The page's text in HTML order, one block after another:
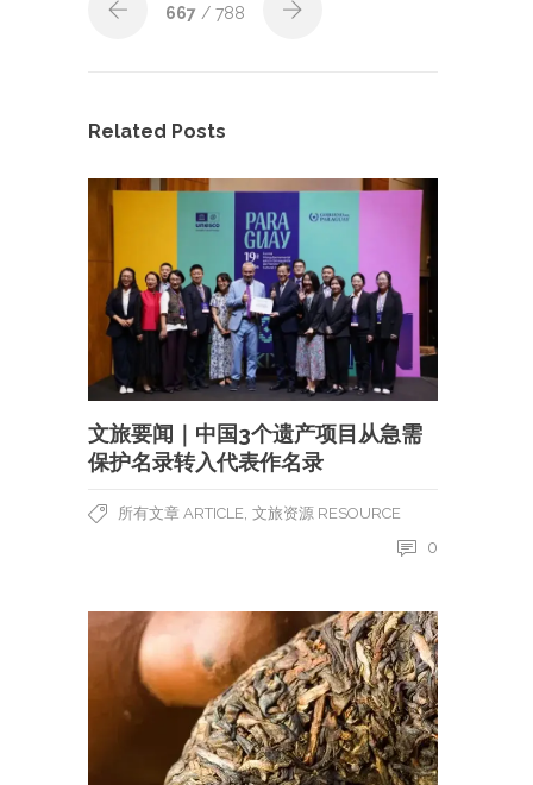
667 / 788
Related Posts
文旅要闻｜中国3个遗产项目从急需
保护名录转入代表作名录
所有文章 ARTICLE 文旅资源 RESOURCE
0